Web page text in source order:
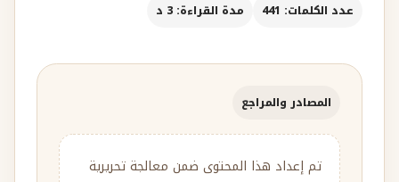
عدد الكلمات: 441 مدة القراءة: 3 د
المصادر والمراجع
تم إعداد هذا المحتوى ضمن معالجة تحريرية